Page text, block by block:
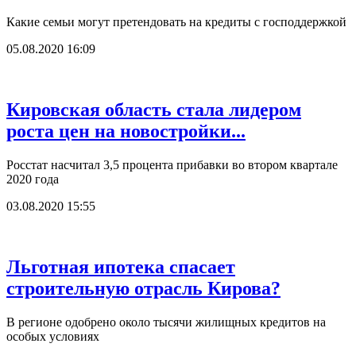
Какие семьи могут претендовать на кредиты с господдержкой
05.08.2020 16:09
Кировская область стала лидером
роста цен на новостройки...
Росстат насчитал 3,5 процента прибавки во втором квартале
2020 года
03.08.2020 15:55
Льготная ипотека спасает
строительную отрасль Кирова?
В регионе одобрено около тысячи жилищных кредитов на
особых условиях